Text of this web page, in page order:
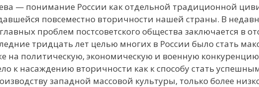
— понимание России как отдельной традиционной
повсеместно вторичности нашей страны. В
проблем постсоветского общества заключается в
тридцать лет целью многих в России было стать
на политическую, экономическую и военную
к насаждению вторичности как к способу стать
западной массовой культуры, только более